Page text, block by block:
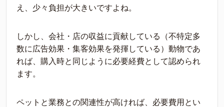
え、少々負担が大きいですよね。
しかし、会社・店の収益に貢献している（不特定多
数に広告効果・集客効果を発揮している）動物であ
れば、購入時と同じように必要経費として認められ
ます。
ペットと業務との関連性が高ければ、必要費用とい